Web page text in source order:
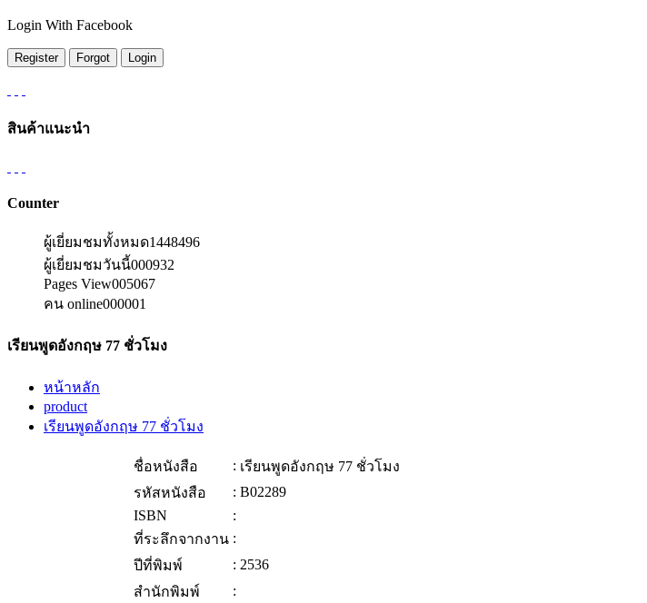
Login With Facebook
สินค้าแนะนำ
Counter
ผู้เยี่ยมชมทั้งหมด1448496
ผู้เยี่ยมชมวันนี้000932
Pages View005067
คน online000001
เรียนพูดอังกฤษ 77 ชั่วโมง
หน้าหลัก
product
เรียนพูดอังกฤษ 77 ชั่วโมง
ชื่อหนังสือ : เรียนพูดอังกฤษ 77 ชั่วโมง
รหัสหนังสือ
: B02289
ISBN
:
ที่ระลึกจากงาน :
ปีที่พิมพ์
: 2536
สำนักพิมพ์
: